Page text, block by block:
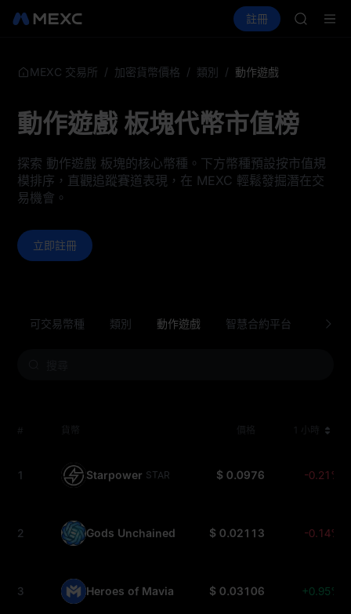
SPCX 理財 活
註冊
SKYAI
MEXC 交易所 / 加密貨幣價格 / 類別 / 動作遊戲
動作遊戲 板塊代幣市值榜
探索 動作遊戲 板塊的核心幣種。下方幣種預設按市值規
模排序，直觀追蹤賽道表現，在 MEXC 輕鬆發掘潛在交
易機會。
立即註冊
可交易幣種 類別 動作遊戲 智慧合約平台 第 1
# 貨幣 1 小時
1 Starpower STAR $ 0.0976 -0.21%
2 Gods Unchained $ 0.02113 -0.14%
3 Heroes of Mavia $ 0.03106 +0.95%